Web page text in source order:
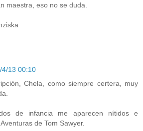
maestra, eso no se duda.
4/13 00:10
Chela, como siempre certera, muy
de infancia me aparecen nítidos e
de Tom Sawyer.